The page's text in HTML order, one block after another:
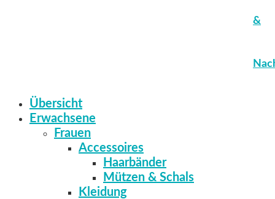
&
Übersicht
Erwachsene
Frauen
Accessoires
Haarbänder
Mützen & Schals
Kleidung